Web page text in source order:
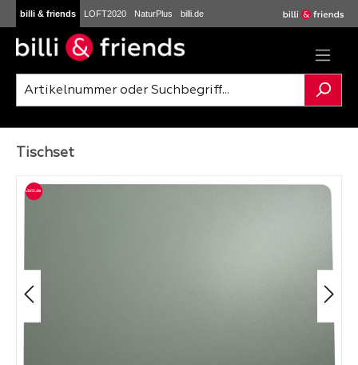
Zum Hauptinhalt springen
billi & friends LOFT2020 NaturPlus billi.de
Bildergalerie überspringen
Tischset